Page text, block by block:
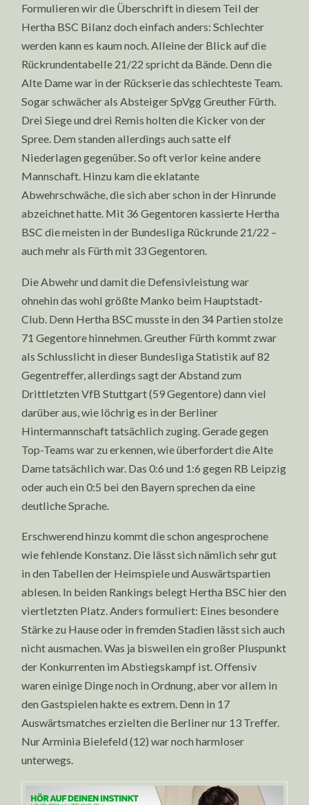
Formulieren wir die Überschrift in diesem Teil der
Hertha BSC Bilanz doch einfach anders: Schlechter
werden kann es kaum noch. Alleine der Blick auf die
Rückrundentabelle 21/22 spricht da Bände. Denn die
Alte Dame war in der Rückserie das schlechteste Team.
Sogar schwächer als Absteiger SpVgg Greuther Fürth.
Drei Siege und drei Remis holten die Kicker von der
Spree. Dem standen allerdings auch satte elf
Niederlagen gegenüber. So oft verlor keine andere
Mannschaft. Hinzu kam die eklatante
Abwehrschwäche, die sich aber schon in der Hinrunde
abzeichnet hatte. Mit 36 Gegentoren kassierte Hertha
BSC die meisten in der Bundesliga Rückrunde 21/22 –
auch mehr als Fürth mit 33 Gegentoren.
Die Abwehr und damit die Defensivleistung war
ohnehin das wohl größte Manko beim Hauptstadt-
Club. Denn Hertha BSC musste in den 34 Partien stolze
71 Gegentore hinnehmen. Greuther Fürth kommt zwar
als Schlusslicht in dieser Bundesliga Statistik auf 82
Gegentreffer, allerdings sagt der Abstand zum
Drittletzten VfB Stuttgart (59 Gegentore) dann viel
darüber aus, wie löchrig es in der Berliner
Hintermannschaft tatsächlich zuging. Gerade gegen
Top-Teams war zu erkennen, wie überfordert die Alte
Dame tatsächlich war. Das 0:6 und 1:6 gegen RB Leipzig
oder auch ein 0:5 bei den Bayern sprechen da eine
deutliche Sprache.
Erschwerend hinzu kommt die schon angesprochene
wie fehlende Konstanz. Die lässt sich nämlich sehr gut
in den Tabellen der Heimspiele und Auswärtspartien
ablesen. In beiden Rankings belegt Hertha BSC hier den
viertletzten Platz. Anders formuliert: Eines besondere
Stärke zu Hause oder in fremden Stadien lässt sich auch
nicht ausmachen. Was ja bisweilen ein großer Pluspunkt
der Konkurrenten im Abstiegskampf ist. Offensiv
waren einige Dinge noch in Ordnung, aber vor allem in
den Gastspielen hakte es extrem. Denn in 17
Auswärtsmatches erzielten die Berliner nur 13 Treffer.
Nur Arminia Bielefeld (12) war noch harmloser
unterwegs.